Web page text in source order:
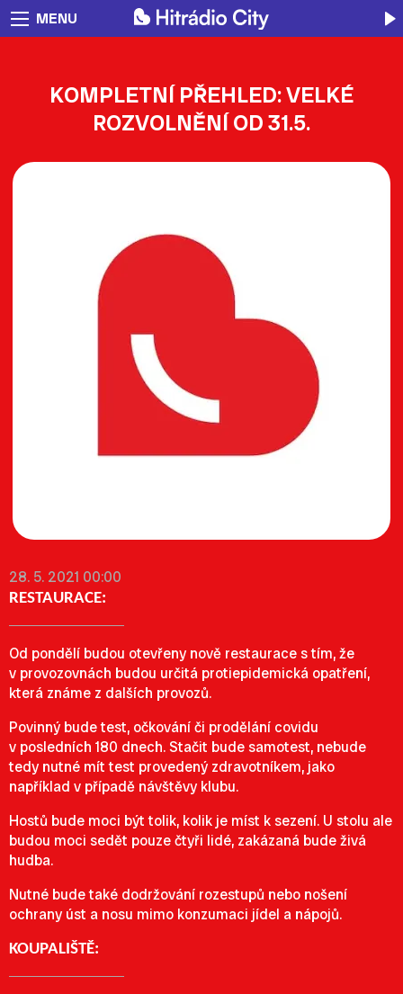
MENU
KOMPLETNÍ PŘEHLED: VELKÉ
ROZVOLNĚNÍ OD 31.5.
28. 5. 2021 00:00
RESTAURACE:
Od pondělí budou otevřeny nově restaurace s tím, že
v provozovnách budou určitá protiepidemická opatření,
která známe z dalších provozů.
Povinný bude test, očkování či prodělání covidu
v posledních 180 dnech. Stačit bude samotest, nebude
tedy nutné mít test provedený zdravotníkem, jako
například v případě návštěvy klubu.
Hostů bude moci být tolik, kolik je míst k sezení. U stolu ale
budou moci sedět pouze čtyři lidé, zakázaná bude živá
hudba.
Nutné bude také dodržování rozestupů nebo nošení
ochrany úst a nosu mimo konzumaci jídel a nápojů.
KOUPALIŠTĚ: